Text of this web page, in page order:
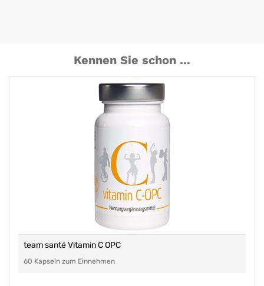
Kennen Sie schon ...
team santé Vitamin C OPC
60 Kapseln zum Einnehmen